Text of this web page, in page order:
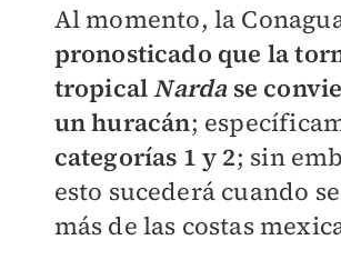
Al momento, la
pronosticado que la
tropicalNarda se
un huracán;
categorías 1 y 2; sin
esto sucederá cuando
más de las costas